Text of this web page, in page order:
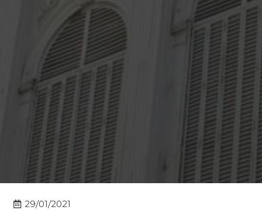
29/01/2021